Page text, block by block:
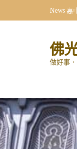
News 惠
佛
做好事